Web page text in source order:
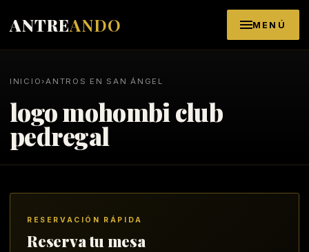
ANTREANDO MENÚ
INICIO ›ANTROS EN SAN ÁNGEL
logo mohombi club
pedregal
RESERVACIÓN RÁPIDA
Reserva tu mesa